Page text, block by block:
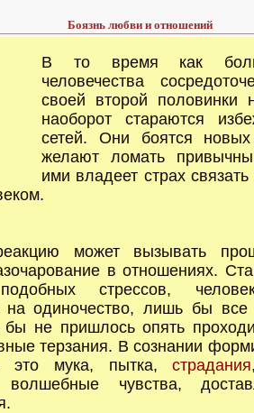
Боязнь любви и отношений
В то время как
человечества
своей второй половинки
наоборот стараются
сетей. Они боятся
желают ломать
ими владеет страх
может вызывать
в отношениях.
стрессов,
на одиночество, лишь бы все
не пришлось опять
терзания. В сознании
это мука, пытка,страдания
волшебные чувства,